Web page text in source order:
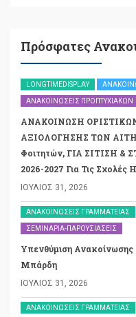
Πρόσφατες
LONGTIMEDISPLAY
ΑΝΑΚΟΙΝΏΣΕΙΣ ΠΡΟΠΤΥΧΙΑΚΏΝ
ΑΝΑΚΟΙΝΩΣΗ
ΑΞΙΟΛΟΓΗΣΗΣ ΤΩΝ
Φοιτητών, ΓΙΑ ΣΙΤΙΣΗ &
2026-2027 Για Τις
ΙΟΎΛΙΟΣ 31, 2026
ΑΝΑΚΟΙΝΏΣΕΙΣ ΓΡΑΜΜΑΤΕΊΑΣ
ΣΕΜΙΝΆΡΙΑ-ΠΑΡΟΥΣΙΆΣΕΙΣ
Υπενθύμιση
Μπάρδη
ΙΟΎΛΙΟΣ 31, 2026
ΑΝΑΚΟΙΝΏΣΕΙΣ ΓΡΑΜΜΑΤΕΊΑΣ